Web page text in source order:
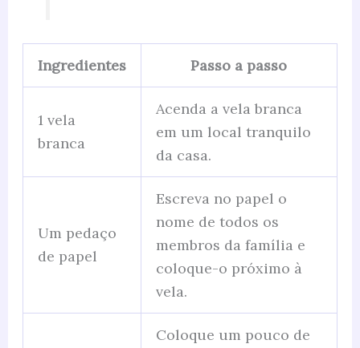
Ingredientes Passo a passo
1 vela
branca
Acenda a vela branca
em um local tranquilo
da casa.
Um pedaço
de papel
Escreva no papel o
nome de todos os
membros da família e
coloque-o próximo à
vela.
Coloque um pouco de